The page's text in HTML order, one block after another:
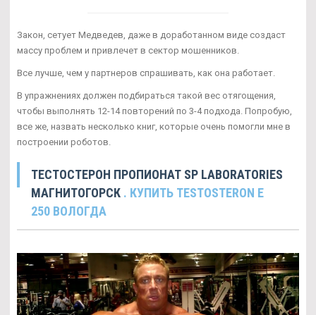
Закон, сетует Медведев, даже в доработанном виде создаст
массу проблем и привлечет в сектор мошенников.
Все лучше, чем у партнеров спрашивать, как она работает.
В упражнениях должен подбираться такой вес отягощения,
чтобы выполнять 12-14 повторений по 3-4 подхода. Попробую,
все же, назвать несколько книг, которые очень помогли мне в
построении роботов.
ТЕСТОСТЕРОН ПРОПИОНАТ SP LABORATORIES
МАГНИТОГОРСК . КУПИТЬ TESTOSTERON E
250 ВОЛОГДА